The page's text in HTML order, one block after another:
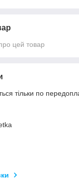
цей товар
тільки по